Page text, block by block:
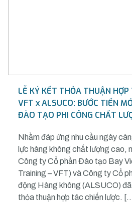
LỄ KÝ KẾT THỎA THUẬN HỢP
VFT x ALSUCO: BƯỚC TIẾN
ĐÀO TẠO PHI CÔNG CHẤT
Nhằm đáp ứng nhu cầu ngày
lực hàng không chất lượng cao,
Công ty Cổ phần Đào tạo Bay
Training – VFT) và Công ty Cổ
động Hàng không (ALSUCO)
thỏa thuận hợp tác chiến lược.